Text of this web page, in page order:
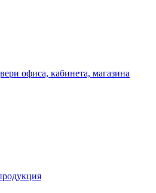
офиса, кабинета, магазина